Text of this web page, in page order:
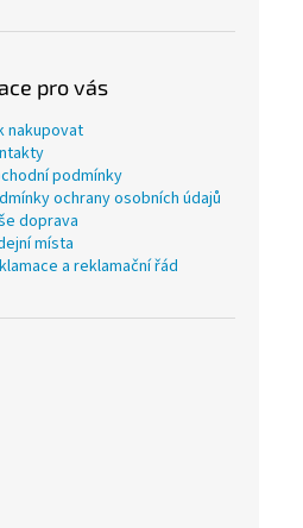
pro vás
nakupovat
podmínky
ochrany osobních údajů
doprava
místa
a reklamační řád